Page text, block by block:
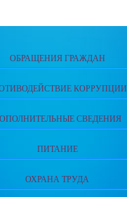
ОБРАЩЕНИЯ ГРАЖДАН
КОРРУПЦИИ
СВЕДЕНИЯ
ПИТАНИЕ
ОХРАНА ТРУДА